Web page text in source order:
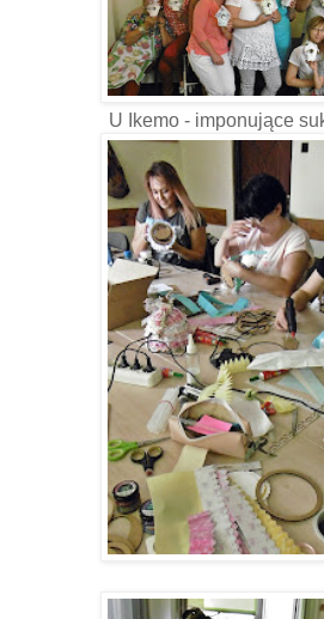
U Ikemo - imponujące